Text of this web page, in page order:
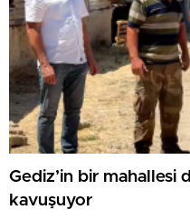
Gediz’in bir mahallesi
kavuşuyor